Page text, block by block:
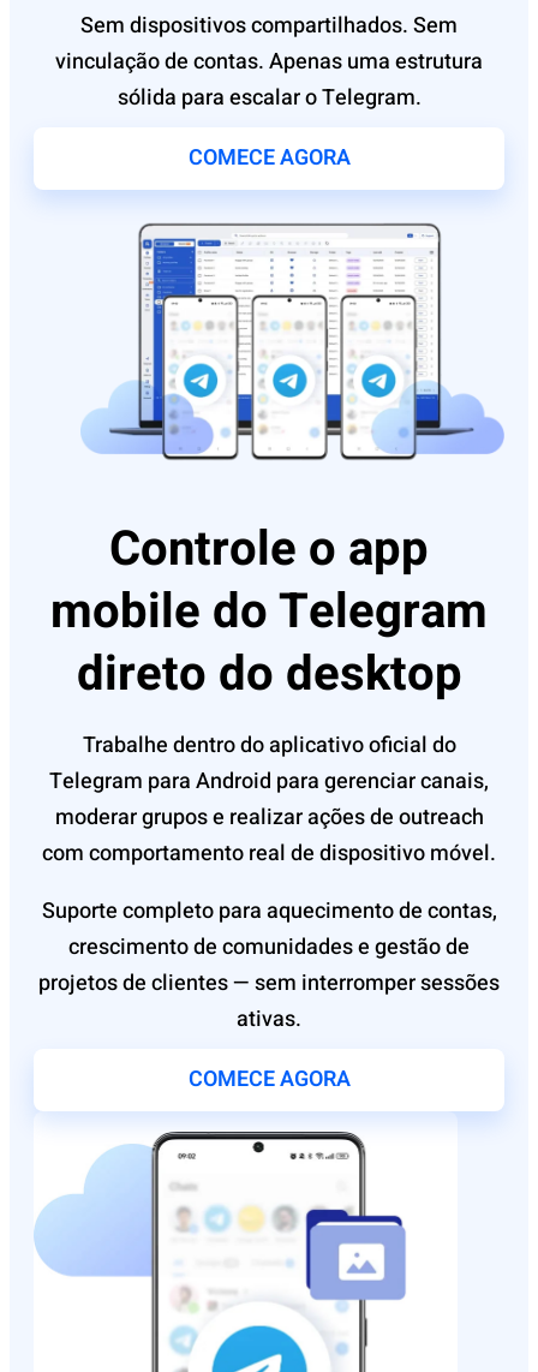
Sem dispositivos compartilhados. Sem
vinculação de contas. Apenas uma estrutura
sólida para escalar o Telegram.
COMECE AGORA
Controle o app
mobile do Telegram
direto do desktop
Trabalhe dentro do aplicativo oficial do
Telegram para Android para gerenciar canais,
moderar grupos e realizar ações de outreach
com comportamento real de dispositivo móvel.
Suporte completo para aquecimento de contas,
crescimento de comunidades e gestão de
projetos de clientes — sem interromper sessões
ativas.
COMECE AGORA